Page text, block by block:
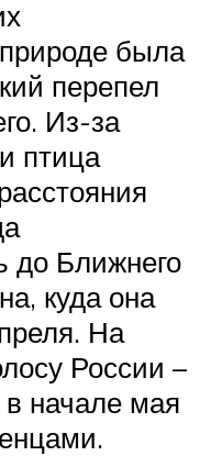
была
перепел
Из-за
птица
до Ближнего
куда она
На
России –
в начале мая